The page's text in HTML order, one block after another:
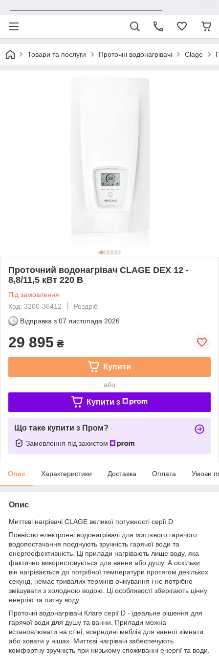
Товари та послуги Проточні водонагрівачі Clage
Проточний водонагрівач CLAGE DEX 12 -
8,8/11,5 кВт 220 В
Під замовлення
Код: 3200-36412
Роздріб
Відправка з 07 листопада 2026
29 895 ₴
Купити
або
Купити з
Що таке купити з Пром?
Замовлення під захистом
Опис Характеристики Доставка Оплата Умови
Опис
Миттєві нагрівачі CLAGE великої потужності серії D
Повністю електронні водонагрівачі для миттєвого гарячого
водопостачання поєднують зручність гарячої води та
енергоефективність. Ці прилади нагрівають лише воду, яка
фактично використовується для ванни або душу. А оскільки
він нагрівається до потрібної температури протягом декількох
секунд, немає тривалих термінів очікування і не потрібно
змішувати з холодною водою. Ці особливості зберігають цінну
енергію та питну воду.
Проточні водонагрівачі Клаге серії D - ідеальне рішення для
гарячої води для душу та ванни. Прилади можна
встановлювати на стіні, всередині меблів для ванної кімнати
або ховати у нішах. Миттєві нагрівачі забеспечують
комфортну зручність при низькому споживанні енергії та води.